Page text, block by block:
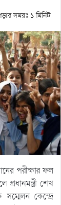
সময়ঃ ১ মিনিট
পরীক্ষার ফল
শেখ
কেন্দ্রে